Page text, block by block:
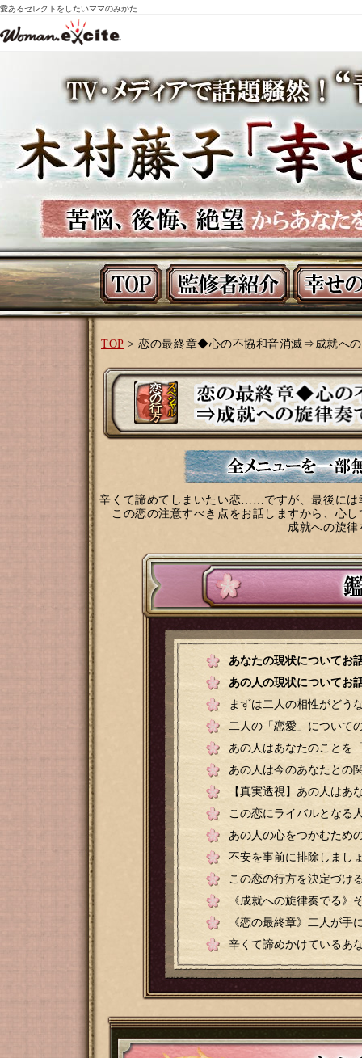
愛あるセレクトをしたいママのみかた
TOP > 恋の最終章◆心の不協和音消滅⇒成就へ
辛くて諦めてしまいたい恋……ですが、最後には
この恋の注意すべき点をお話しますから、心
成就への旋
あなたの現状についてお
あの人の現状についてお
まずは二人の相性がどう
二人の「恋愛」について
あの人はあなたのことを
あの人は今のあなたとの
【真実透視】あの人は
この恋にライバルとなる
あの人の心をつかむため
不安を事前に排除しまし
この恋の行方を決定づけ
《成就への旋律奏でる》
《恋の最終章》二人が手
辛くて諦めかけているあ